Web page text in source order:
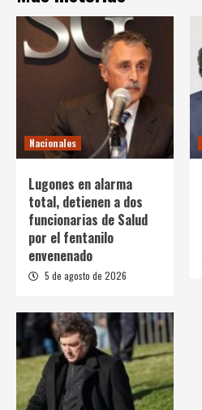
Nacionales
Lugones en alarma
total, detienen a dos
funcionarias de Salud
por el fentanilo
envenenado
5 de agosto de 2026